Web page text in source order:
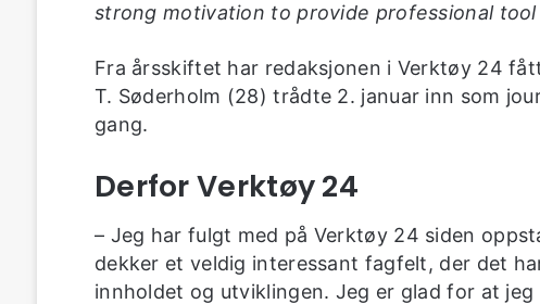
strong motivation to provide professional
Fra årsskiftet har redaksjonen i Verktøy 24
T. Søderholm (28) trådte 2. januar inn som
gang.
Derfor Verktøy 24
– Jeg har fulgt med på Verktøy 24 siden
dekker et veldig interessant fagfelt, der det
innholdet og utviklingen. Jeg er glad for at